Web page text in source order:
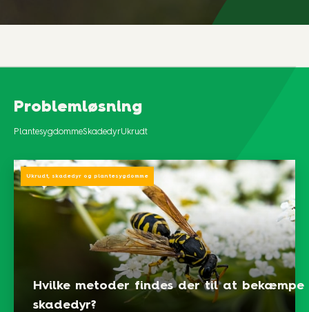
Problemløsning
PlantesygdommeSkadedyrUkrudt
Hvilke metoder findes der til at bekæmpe
skadedyr?
Ukrudt, skadedyr og plantesygdomme